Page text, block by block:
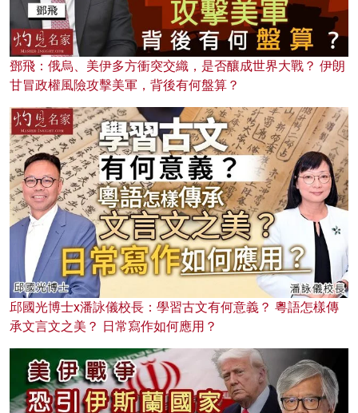
鄧飛：俄烏、美伊多方衝突交織，是否釀成世界大戰？ 伊朗
甘冒政權風險攻擊美軍，背後有何盤算？
邱國光博士x潘詠儀校長：學習古文有何意義？ 粵語怎樣傳
承文言文之美？ 日常寫作如何應用？